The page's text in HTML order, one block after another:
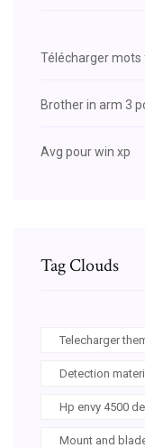
Télécharger
Brother in arm 3
Avg pour win xp
Tag Clouds
Telecharger
Detection
Hp envy 4500
Mount and